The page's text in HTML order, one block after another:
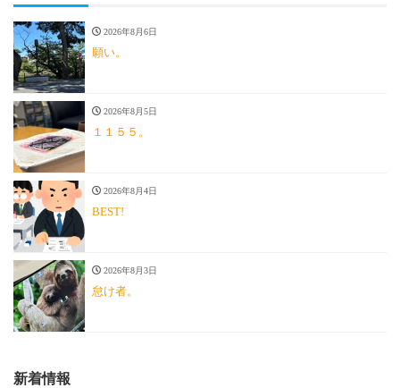
2026年8月6日
願い。
2026年8月5日
１１５５。
2026年8月4日
BEST!
2026年8月3日
怠け者。
新着情報